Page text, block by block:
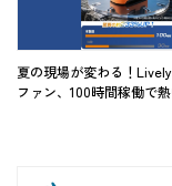
夏の現場が変わる！
ファン、100時間稼働で